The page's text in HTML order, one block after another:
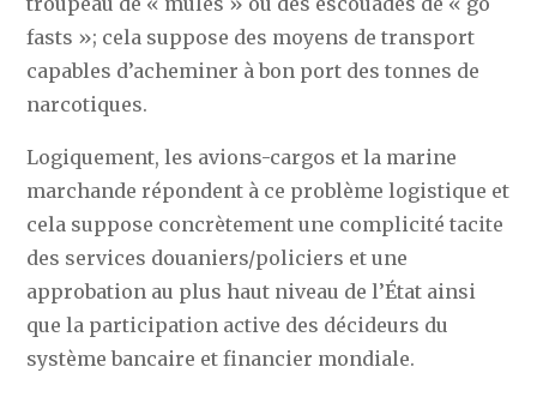
fasts »; cela suppose des moyens de transport
capables d’acheminer à bon port des tonnes de
narcotiques.
Logiquement, les avions-cargos et la marine
marchande répondent à ce problème logistique et
cela suppose concrètement une complicité tacite
des services douaniers/policiers et une
approbation au plus haut niveau de l’État ainsi
que la participation active des décideurs du
système bancaire et financier mondiale.